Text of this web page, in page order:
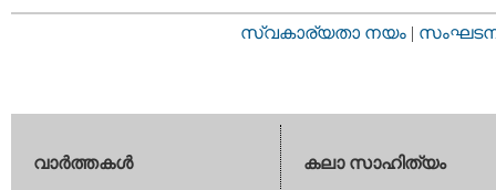
സ്വകാര്യതാ നയം |
വാര്‍ത്തകള്‍
കലാ സാഹിത്യം